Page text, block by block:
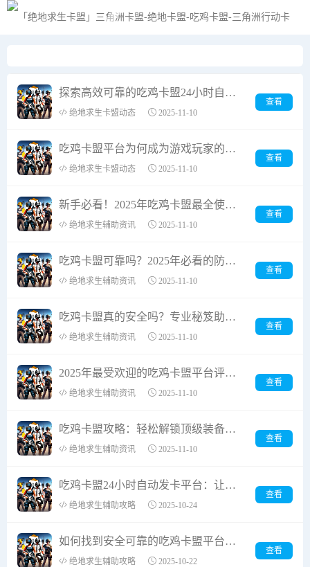
黑夜模式
探索高效可靠的吃鸡卡盟24小时自动发卡平台体验
绝地求生卡盟动态 2025-11-10
查看
吃鸡卡盟平台为何成为游戏玩家的充值首选？——专业批发网站解析
绝地求生卡盟动态 2025-11-10
查看
新手必看！2025年吃鸡卡盟最全使用指南
绝地求生辅助资讯 2025-11-10
查看
吃鸡卡盟可靠吗？2025年必看的防骗内幕揭密！
绝地求生辅助资讯 2025-11-10
查看
吃鸡卡盟真的安全吗？专业秘笈助你锁定靠谱平台！
绝地求生辅助资讯 2025-11-10
查看
2025年最受欢迎的吃鸡卡盟平台评测：全面探索服务与功能亮点
绝地求生辅助资讯 2025-11-10
查看
吃鸡卡盟攻略：轻松解锁顶级装备的秘密
绝地求生辅助资讯 2025-11-10
查看
吃鸡卡盟24小时自动发卡平台：让绝地求生道具获取更高效安全的专业服务平台
绝地求生辅助攻略 2025-10-24
查看
如何找到安全可靠的吃鸡卡盟平台相关网站？
绝地求生辅助攻略 2025-10-22
查看